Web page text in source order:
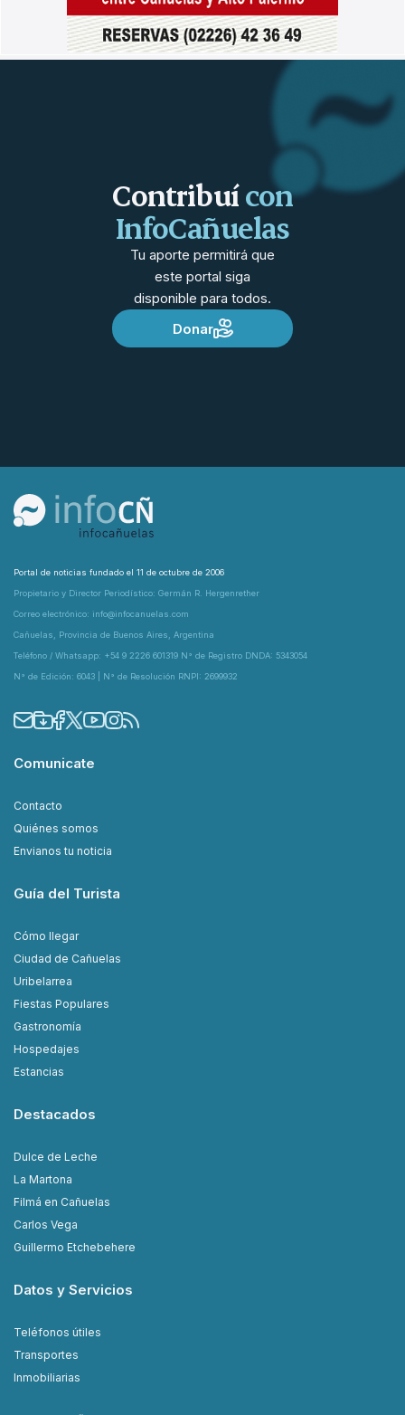
Contribuícon
InfoCañuelas
Tu aporte permitirá que
este portal siga
disponible para todos.
Donar
Portal de noticias fundado el 11 de octubre de 2006
Propietario y Director Periodístico: Germán R. Hergenrether
Correo electrónico: info@infocanuelas.com
Cañuelas, Provincia de Buenos Aires, Argentina
Teléfono / Whatsapp: +54 9 2226 601319 N° de Registro DNDA: 5343054
N° de Edición: 6043 | N° de Resolución RNPI: 2699932
Comunicate
Contacto
Quiénes somos
Envianos tu noticia
Guía del Turista
Cómo llegar
Ciudad de Cañuelas
Uribelarrea
Fiestas Populares
Gastronomía
Hospedajes
Estancias
Destacados
Dulce de Leche
La Martona
Filmá en Cañuelas
Carlos Vega
Guillermo Etchebehere
Datos y Servicios
Teléfonos útiles
Transportes
Inmobiliarias